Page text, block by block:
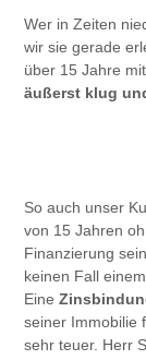
Wer in Zeiten
wir sie gerade
über 15 Jahre
äußerst klug
So auch unser
von 15 Jahren
Finanzierung
keinen Fall
Eine
seiner Immobilie
sehr teuer. Herr